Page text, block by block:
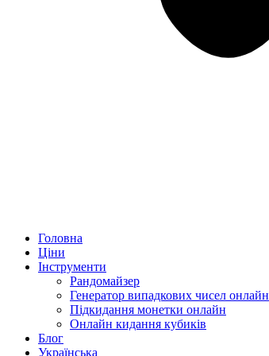
Головна
Ціни
Інструменти
Рандомайзер
Генератор випадкових чисел онлайн
Підкидання монетки онлайн
Онлайн кидання кубиків
Блог
Українська